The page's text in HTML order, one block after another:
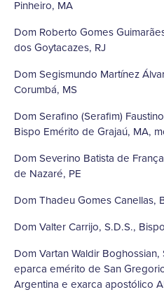
Pinheiro, MA
Dom Roberto Gomes
dos Goytacazes, RJ
Dom Segismundo Martínez
Corumbá, MS
Dom Serafino (Serafim)
Bispo Emérito de Grajaú, MA,
Dom Severino Batista de
de Nazaré, PE
Dom Thadeu Gomes Canellas,
Dom Valter Carrijo, S.D.S.,
Dom Vartan Waldir
eparca emérito de San
Argentina e exarca apostólico